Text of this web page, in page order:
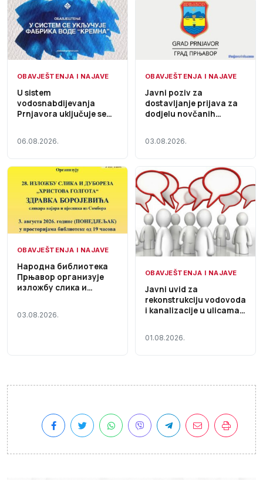
OBAVJEŠTENJA I NAJAVE
U sistem
vodosnabdijevanja
Prnjavora uključuje se
06.08.2026.
OBAVJEŠTENJA I NAJAVE
Javni poziv za
dostavljanje prijava za
dodjelu novčanih
investicionih ulaganja
zgradama na teritoriji
Grada Prnjavor
03.08.2026.
OBAVJEŠTENJA I NAJAVE
Народна библиотека
Прњавор организује
изложбу слика и
03.08.2026.
OBAVJEŠTENJA I NAJAVE
Javni uvid za
rekonstrukciju vodovoda
i kanalizacije u ulicama
01.08.2026.